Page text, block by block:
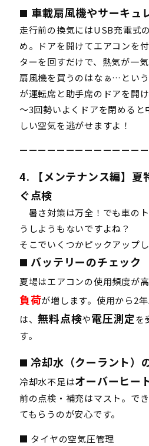
■ 車載扇風機やサーキュ
走行前の換気にはUSB充電式
め。ドアを開けてエアコンを
ターを回すだけで、熱気が一気
扇風機を買うのはなぁ…とい
が運転席と助手席のドアを開
～3回勢いよくドアを閉める
しい空気を逃がせますよ！
ーーーーーーーーーーーーー
4. 【メンテナンス編】夏
ぐ点検
暑さ対策は万全！でも車の
うしようもないですよね？
そこでいくつかピックアップ
■ バッテリーのチェック
夏場はエアコンの使用頻度が高
負荷が増します。使用から2
は、無料点検や電圧測定を
す。
■冷却水（クーラント）
冷却水不足はオーバーヒー
前の点検・補充はマスト。で
てもらうのが安心です。
■ タイヤの空気圧管理